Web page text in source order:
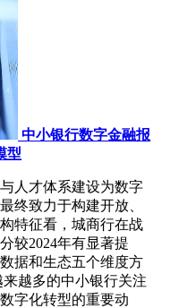
中小银行数字金融报
型
人才体系建设为数字
终致力于构建开放、
特征看，城商行在战
较2024年有显著提
据和生态五个维度方
越多的中小银行关注
字化转型的重要动